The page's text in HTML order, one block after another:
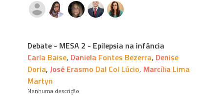
Debate - MESA 2 - Epilepsia na infância
Carla Baise, Daniela Fontes Bezerra, Denise
Doria, José Erasmo Dal Col Lúcio, Marcília Lima
Martyn
Nenhuma descrição